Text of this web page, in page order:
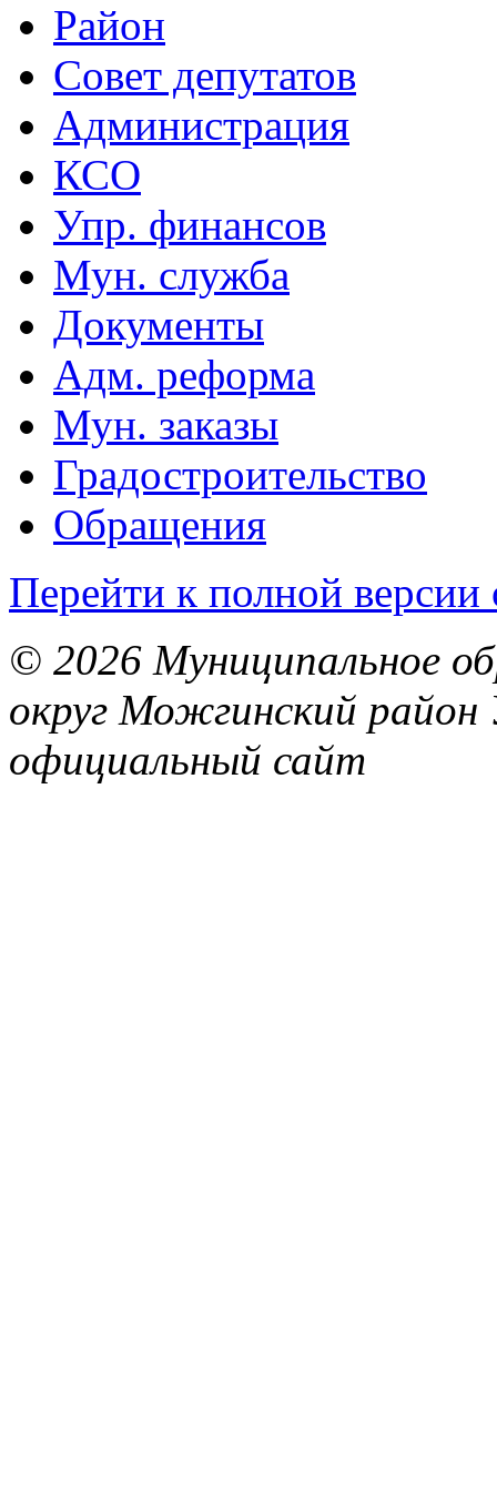
Район
Совет депутатов
Администрация
КСО
Упр. финансов
Мун. служба
Документы
Адм. реформа
Мун. заказы
Градостроительство
Обращения
Перейти к полной версии
© 2026 Муниципальное
округ Можгинский район
официальный сайт